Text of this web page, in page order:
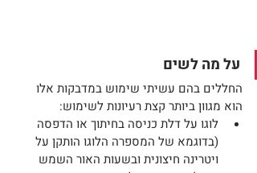
על מה לשים
החללים בהם עשיתי שימוש במדבקות אלו
הוא מגוון ביותר קצת רעיונות לשימוש:
לוגו על דלת כניסה בחיתוך או הדפסה
(בדוגמא של המספרה הלוגו הותקן על
ויטרינה חיצונית ובשעות האור השמש